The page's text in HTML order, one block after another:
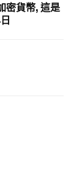
密貨幣, 這是